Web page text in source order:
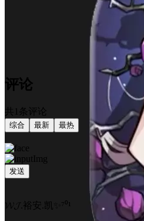
评论
共1条评论
综合 最新 最热
发送
𝓦𝓙.裕安.凯✨⁷⁰¹